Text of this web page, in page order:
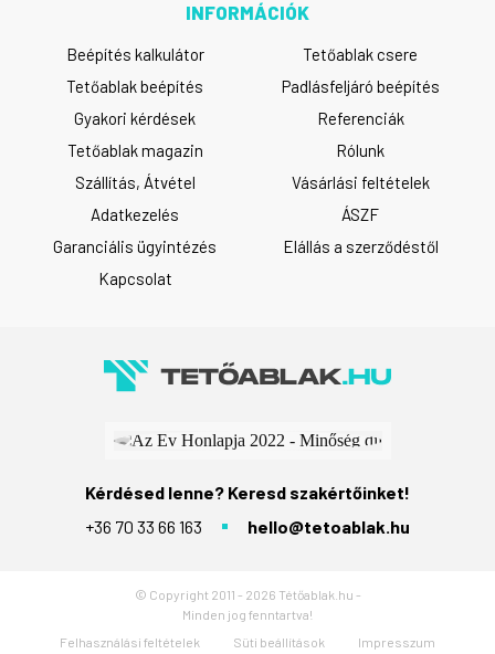
INFORMÁCIÓK
Beépítés kalkulátor
Tetőablak csere
Tetőablak beépítés
Padlásfeljáró beépítés
Gyakori kérdések
Referenciák
Tetőablak magazin
Rólunk
Szállítás, Átvétel
Vásárlási feltételek
Adatkezelés
ÁSZF
Garanciális ügyintézés
Elállás a szerződéstől
Kapcsolat
Kérdésed lenne? Keresd szakértőinket!
+36 70 33 66 163
hello@tetoablak.hu
© Copyright 2011 - 2026 Tétőablak.hu -
Minden jog fenntartva!
Felhasználási feltételek
Süti beállítások Impresszum